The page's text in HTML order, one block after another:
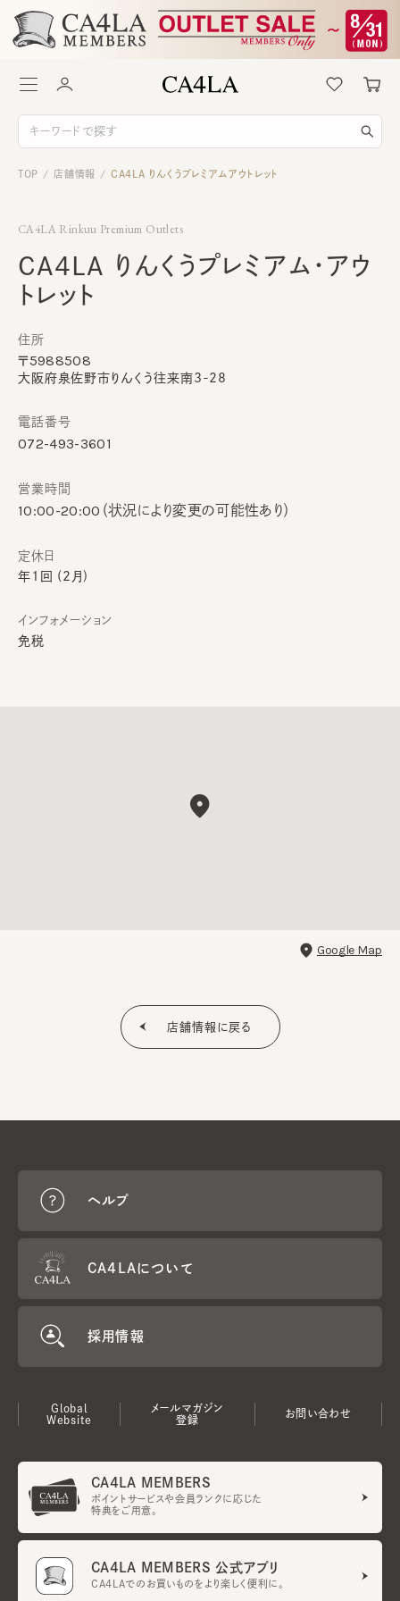
TOP / 店舗情報 / CA4LA りんくうプレミアムアウトレット
CA4LA Rinkuu Premium Outlets
CA4LA りんくうプレミアム・アウ
トレット
住所
〒5988508
大阪府泉佐野市りんくう往来南3-28
電話番号
072-493-3601
営業時間
10:00-20:00（状況により変更の可能性あり）
定休日
年1回 (2月)
インフォメーション
免税
Google Map
店舗情報に戻る
ヘルプ
CA4LAについて
採用情報
Global
Website
メールマガジン
登録
お問い合わせ
CA4LA MEMBERS
ポイントサービスや会員ランクに応じた
特典をご用意。
CA4LA MEMBERS 公式アプリ
CA4LAでのお買いものをより楽しく便利に。